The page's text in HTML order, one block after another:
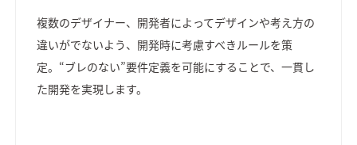
複数のデザイナー、開発者によってデザインや考え方の
違いがでないよう、開発時に考慮すべきルールを策
定。“ブレのない”要件定義を可能にすることで、一貫し
た開発を実現します。